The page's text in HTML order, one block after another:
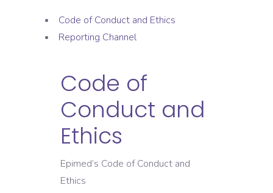
Code of Conduct and Ethics
Reporting Channel
Code of
Conduct and
Ethics
Epimed’s Code of Conduct and
Ethics